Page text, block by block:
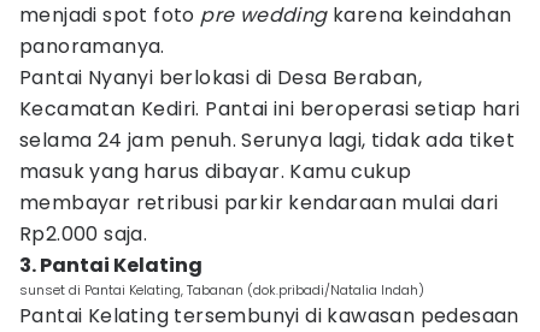
menjadi spot foto pre weddingkarena keindahan
panoramanya.
Pantai Nyanyi berlokasi di Desa Beraban,
Kecamatan Kediri. Pantai ini beroperasi setiap hari
selama 24 jam penuh. Serunya lagi, tidak ada tiket
masuk yang harus dibayar. Kamu cukup
membayar retribusi parkir kendaraan mulai dari
Rp2.000 saja.
3. Pantai Kelating
sunset di Pantai Kelating, Tabanan (dok.pribadi/Natalia Indah)
Pantai Kelating tersembunyi di kawasan pedesaan